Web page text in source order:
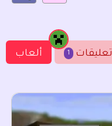
ألعاب 1 تعليقات